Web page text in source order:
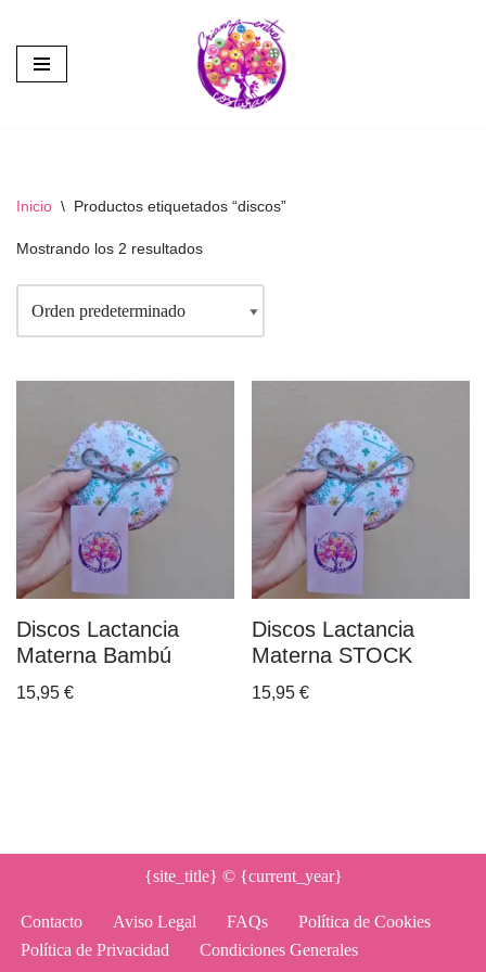
Saltar
al
Inicio \ Productos etiquetados “discos”
Mostrando los 2 resultados
Discos Lactancia
Materna Bambú
15,95 €
Discos Lactancia
Materna STOCK
15,95€
{site_title} © {current_year}
Contacto Aviso Legal FAQs
Política de Cookies
Política de Privacidad
Condiciones Generales